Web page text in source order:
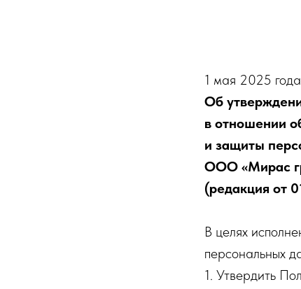
1 мая 2025 года
Об
в отношении
и защиты
ООО «Мирас
(редакция от
В целях
персональных
1. Утвердить